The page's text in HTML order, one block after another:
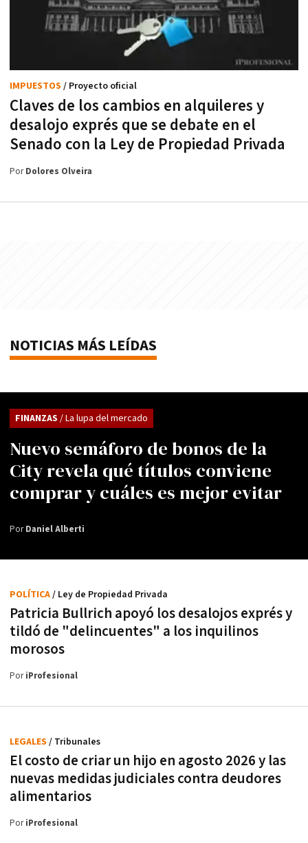
Claves de los cambios en alquileres y
desalojo exprés que se debate en el
Senado con la Ley de Propiedad Privada
IMPUESTOS / Proyecto oficial
PorDolores Olveira
NOTICIAS MÁS LEÍDAS
Nuevo semáforo de bonos de la
City revela qué títulos conviene
comprar y cuáles es mejor evitar
FINANZAS / La lupa del mercado
PorDaniel Alberti
Patricia Bullrich apoyó los desalojos exprés y
tildó de "delincuentes" a los inquilinos
morosos
POLÍTICA/ Ley de Propiedad Privada
PoriProfesional
El costo de criar un hijo en agosto 2026 y las
nuevas medidas judiciales contra deudores
alimentarios
LEGALES / Tribunales
PoriProfesional